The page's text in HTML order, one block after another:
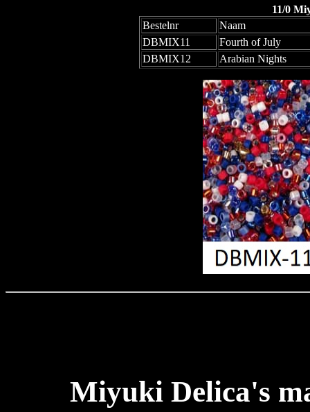
11/0
Bestelnr
Naam
DBMIX11
Fourth of July
DBMIX12
Arabian Nights
Miyuki Delica's